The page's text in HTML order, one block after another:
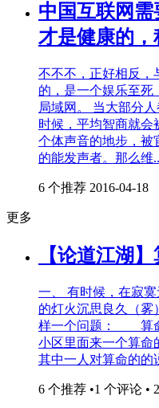
中国互联网需
才是健康的，
不不不，正好相反，
的，是一个娱乐至死
局域网。 当大部分
时候，平均智商就会
个体声音的地步，被
的能发声者。那么维
6 个推荐 2016-04-18
更多
【论道江湖
一、 有时候，在寂
的灯火沉思良久（雾
样一个问题： 算
小区里面来一个算命
其中一人对算命的的
6 个推荐 •1 个评论 •